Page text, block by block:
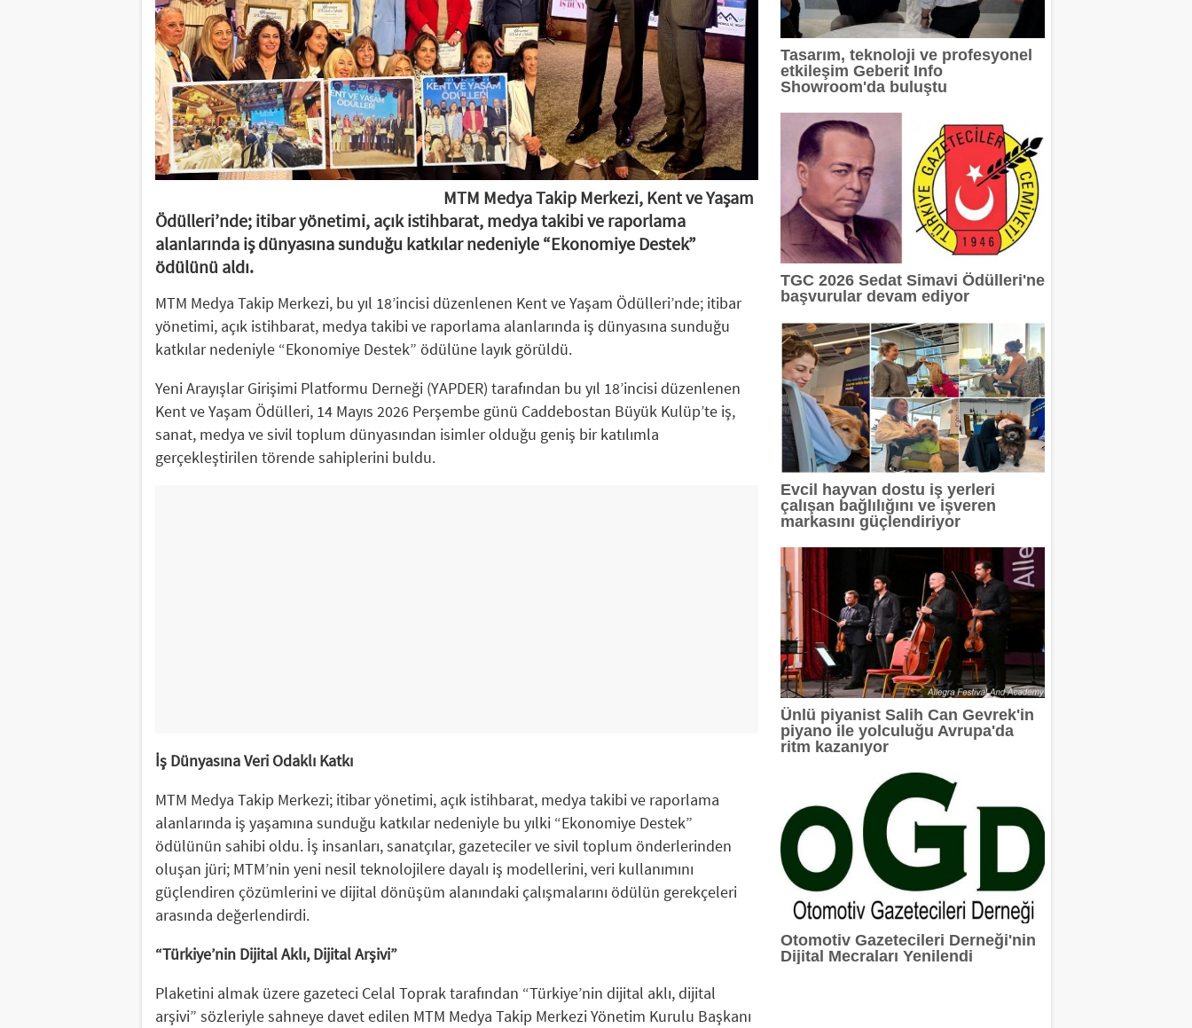
11:34: PASHA Bank aktiflerini yüzde 16,1 büyüterek 17,2 milyar TL'ye taşıdı
11:33: VARTA, Merrell İstanbul Ultra'nın Ana Sponsorları Arasında
10:01: Temmuz 2026'da En Çok Konuşulan Oyuncular
09:53: Ulusoy Un, Türkiye'nin Lider Un Markası Olmayı Sürdürüyor
09:35: Kocaer Çelik FAVÖK Marjını %16,1'e Yükseltti
17:16: Lavanta Şenliği 7 Ağustos'ta Gökçeyurt'ta
16:12: MAKİNA HANGAR'DA İKİNCİ YAZ OKULU DÖNEMİ BAŞLADI
MTM Medya Takip Merkezi, Kent ve Yaşam
Ödülleri’nde; itibar yönetimi, açık istihbarat, medya takibi ve raporlama
alanlarında iş dünyasına sunduğu katkılar nedeniyle “Ekonomiye Destek”
ödülünü aldı.
MTM Medya Takip Merkezi, bu yıl 18’incisi düzenlenen Kent ve Yaşam Ödülleri’nde; itibar
yönetimi, açık istihbarat, medya takibi ve raporlama alanlarında iş dünyasına sunduğu
katkılar nedeniyle “Ekonomiye Destek” ödülüne layık görüldü.
Yeni Arayışlar Girişimi Platformu Derneği (YAPDER) tarafından bu yıl 18’incisi düzenlenen
Kent ve Yaşam Ödülleri, 14 Mayıs 2026 Perşembe günü Caddebostan Büyük Kulüp’te iş,
sanat, medya ve sivil toplum dünyasından isimler olduğu geniş bir katılımla
gerçekleştirilen törende sahiplerini buldu.
İş Dünyasına Veri Odaklı Katkı
MTM Medya Takip Merkezi; itibar yönetimi, açık istihbarat, medya takibi ve raporlama
alanlarında iş yaşamına sunduğu katkılar nedeniyle bu yılki “Ekonomiye Destek”
ödülünün sahibi oldu. İş insanları, sanatçılar, gazeteciler ve sivil toplum önderlerinden
oluşan jüri; MTM’nin yeni nesil teknolojilere dayalı iş modellerini, veri kullanımını
güçlendiren çözümlerini ve dijital dönüşüm alanındaki çalışmalarını ödülün gerekçeleri
arasında değerlendirdi.
“Türkiye’nin Dijital Aklı, Dijital Arşivi”
Plaketini almak üzere gazeteci Celal Toprak tarafından “Türkiye’nin dijital aklı, dijital
arşivi” sözleriyle sahneye davet edilen MTM Medya Takip Merkezi Yönetim Kurulu Başkanı
Tasarım, teknoloji ve profesyonel
etkileşim Geberit Info
Showroom'da buluştu
TGC 2026 Sedat Simavi Ödülleri'ne
başvurular devam ediyor
Evcil hayvan dostu iş yerleri
çalışan bağlılığını ve işveren
markasını güçlendiriyor
Ünlü piyanist Salih Can Gevrek'in
piyano ile yolculuğu Avrupa'da
ritm kazanıyor
Otomotiv Gazetecileri Derneği'nin
Dijital Mecraları Yenilendi